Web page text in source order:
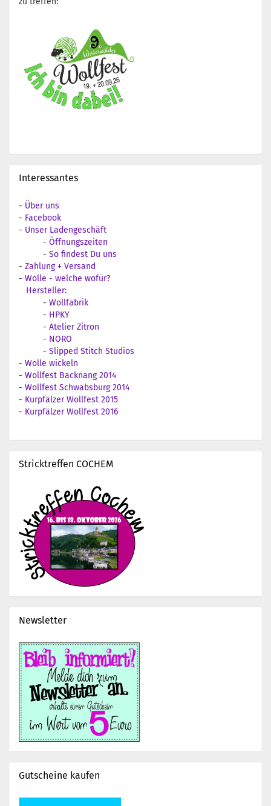
Interessantes
- Über uns
- Facebook
- Unser Ladengeschäft
- Öffnungszeiten
- So findest Du uns
- Zahlung + Versand
- Wolle - welche wofür?
Hersteller:
- Wollfabrik
- HPKY
- Atelier Zitron
- NORO
- Slipped Stitch Studios
- Wolle wickeln
- Wollfest Backnang 2014
- Wollfest Schwabsburg 2014
- Kurpfälzer Wollfest 2015
- Kurpfälzer Wollfest 2016
Stricktreffen COCHEM
Newsletter
Gutscheine kaufen